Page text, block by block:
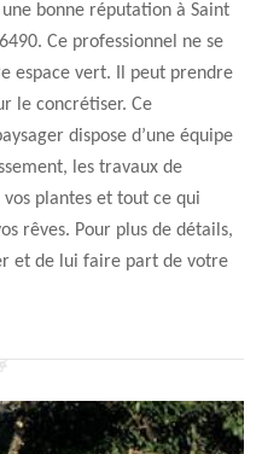
bonne réputation à Saint
Ce professionnel ne se
espace vert. Il peut prendre
le concrétiser. Ce
dispose d’une équipe
les travaux de
plantes et tout ce qui
rêves. Pour plus de détails,
et de lui faire part de votre